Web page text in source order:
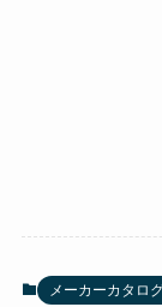
メーカーカタロ